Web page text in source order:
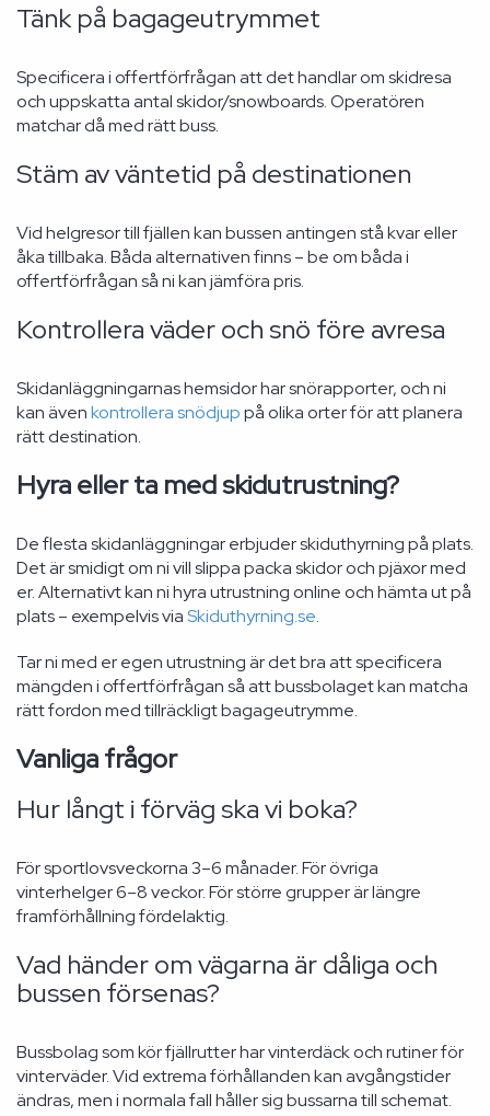
Tänk på bagageutrymmet
Specificera i offertförfrågan att det handlar om skidresa
och uppskatta antal skidor/snowboards. Operatören
matchar då med rätt buss.
Stäm av väntetid på destinationen
Vid helgresor till fjällen kan bussen antingen stå kvar eller
åka tillbaka. Båda alternativen finns – be om båda i
offertförfrågan så ni kan jämföra pris.
Kontrollera väder och snö före avresa
Skidanläggningarnas hemsidor har snörapporter, och ni
kan ävenkontrollera snödjuppå olika orter för att planera
rätt destination.
Hyra eller ta med skidutrustning?
De flesta skidanläggningar erbjuder skiduthyrning på plats.
Det är smidigt om ni vill slippa packa skidor och pjäxor med
er. Alternativt kan ni hyra utrustning online och hämta ut på
plats – exempelvis viaSkiduthyrning.se.
Tar ni med er egen utrustning är det bra att specificera
mängden i offertförfrågan så att bussbolaget kan matcha
rätt fordon med tillräckligt bagageutrymme.
Vanliga frågor
Hur långt i förväg ska vi boka?
För sportlovsveckorna 3–6 månader. För övriga
vinterhelger 6–8 veckor. För större grupper är längre
framförhållning fördelaktig.
Vad händer om vägarna är dåliga och
bussen försenas?
Bussbolag som kör fjällrutter har vinterdäck och rutiner för
vinterväder. Vid extrema förhållanden kan avgångstider
ändras, men i normala fall håller sig bussarna till schemat.